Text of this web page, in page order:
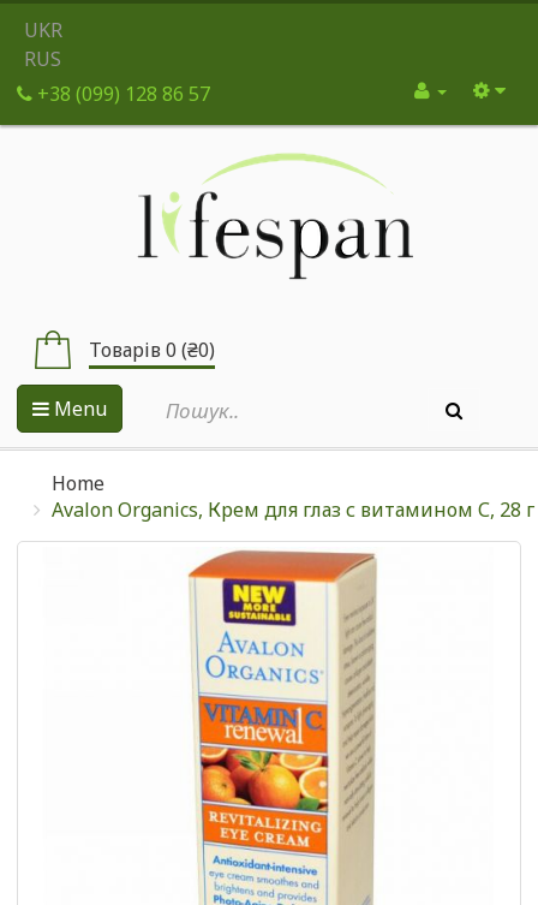
UKR
RUS
+38 (099) 128 86 57
Товарів 0 (₴0)
Menu
Home
Avalon Organics, Крем для глаз с витамином С, 28 г